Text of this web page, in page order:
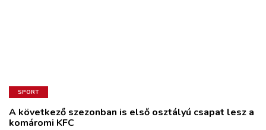
SPORT
A következő szezonban is első osztályú csapat lesz a
komáromi KFC